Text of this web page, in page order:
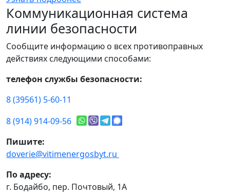
Коммуникационная система
линии безопасности
Сообщите информацию о всех противоправных
действиях следующими способами:
телефон службы безопасности:
8 (39561) 5-60-11
8 (914) 914-09-56
Пишите:
doverie@vitimenergosbyt.ru
По адресу:
г. Бодайбо, пер. Почтовый, 1А